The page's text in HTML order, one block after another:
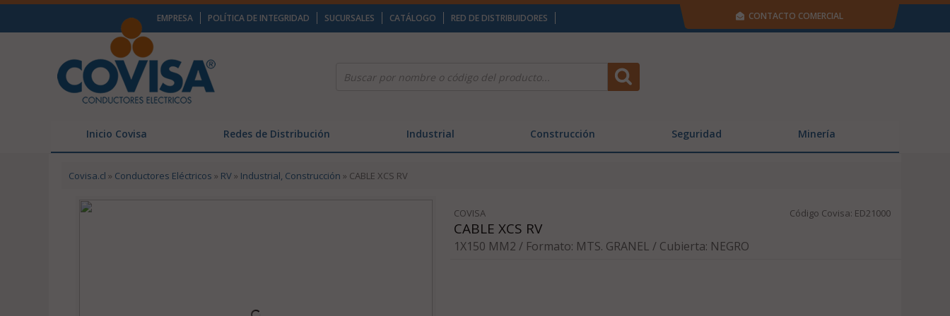
EMPRESA POLÍTICA DE INTEGRIDAD SUCURSALES CATÁLOGO RED DE DISTRIBUIDORES CONTACTO COMERCIAL
Inicio Covisa Redes de Distribución Industrial Construcción Seguridad Minería
Covisa.cl » Conductores Eléctricos » RV» Industrial, Construcción » CABLE XCS RV
COVISA Código Covisa: ED21000
CABLE XCS RV
1X150 MM2 / Formato: MTS. GRANEL / Cubierta: NEGRO